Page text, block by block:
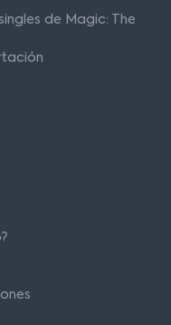
de Magic: The